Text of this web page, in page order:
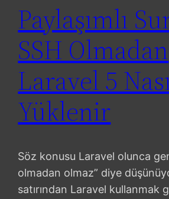
Paylaşımlı
SSH Olmadan
Laravel 5
Yüklenir
Söz konusu Laravel olunca
olmadan olmaz” diye
satırından Laravel kullanmak